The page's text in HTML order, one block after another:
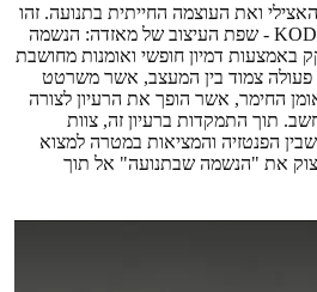
ואת העוצמה החייתית בתנועה. זהו
הרעיון שמאחורי המושג KODO - שפת העיצוב של מאזדה: הנשמה
דמיון חופשי ואומנות מחושבת
צמוד בין המעצב, אשר משרטט
החימר, אשר הופך את הרעיון לצורה
תוך התמקדות ברעיון זה, צוות
הפנטזיה והמציאות במטרה למצוא
את "הנשמה שבתנועה" אל תוך